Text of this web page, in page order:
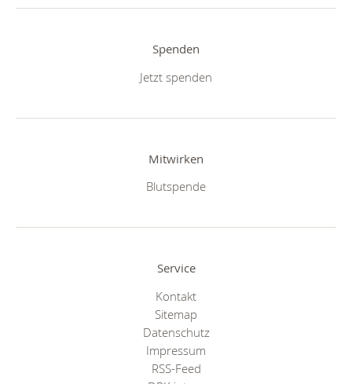
Spenden
Jetzt spenden
Mitwirken
Blutspende
Service
Kontakt
Sitemap
Datenschutz
Impressum
RSS-Feed